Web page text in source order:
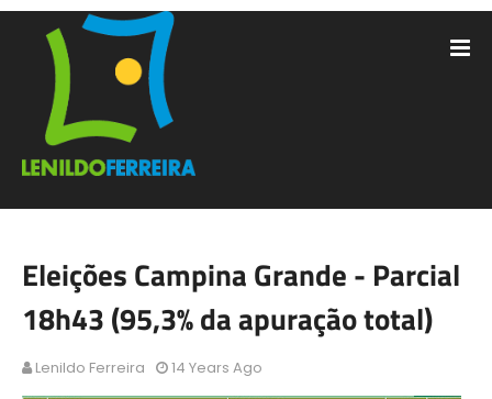
Eleições Campina Grande - Parcial
18h43 (95,3% da apuração total)
Lenildo Ferreira 14 Years Ago